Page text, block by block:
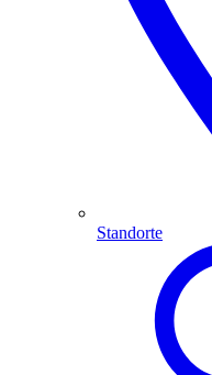
Standorte